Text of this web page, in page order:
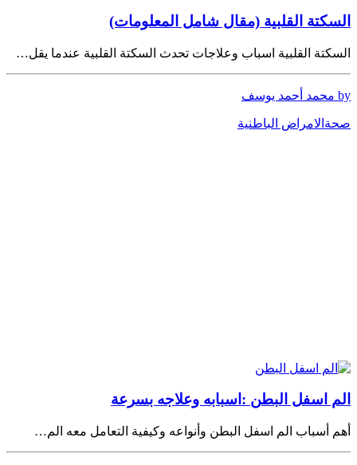
السكتة القلبية (مقال شامل المعلومات)
السكتة القلبية اسباب وعلاجات تحدث السكتة القلبية عندما يقل…
by محمد أحمد يوسف
صحة الامراض الباطنية
الم اسفل البطن :اسبابه وعلاجه بسرعة
أهم أسباب الم اسفل البطن وأنواعه وكيفية التعامل معه الم…